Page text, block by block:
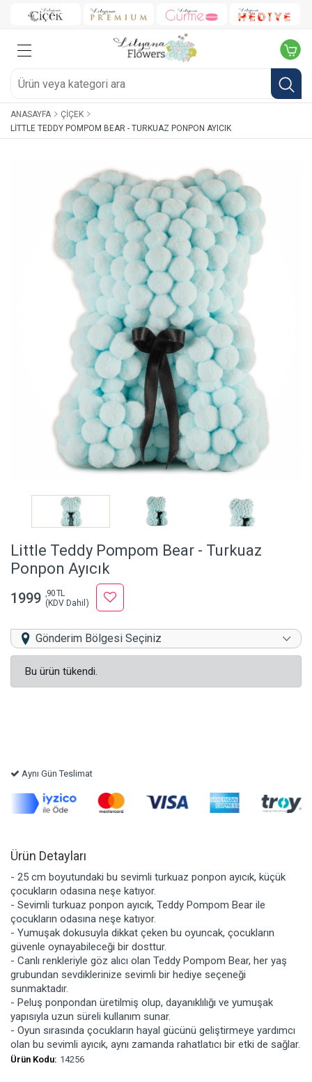
ANASAYFA
ÇIÇEK
LITTLE TEDDY POMPOM BEAR - TURKUAZ PONPON AYICIK
Little Teddy Pompom Bear - Turkuaz
Ponpon Ayıcık
1999 ,90 TL
(KDV Dahil)
Gönderim Bölgesi Seçiniz
Bu ürün tükendi.
Aynı Gün Teslimat
Ürün Detayları
- 25 cm boyutundaki bu sevimli turkuaz ponpon ayıcık, küçük
çocukların odasına neşe katıyor.
- Sevimli turkuaz ponpon ayıcık, Teddy Pompom Bear ile
çocukların odasına neşe katıyor.
- Yumuşak dokusuyla dikkat çeken bu oyuncak, çocukların
güvenle oynayabileceği bir dosttur.
- Canlı renkleriyle göz alıcı olan Teddy Pompom Bear, her yaş
grubundan sevdiklerinize sevimli bir hediye seçeneği
sunmaktadır.
- Peluş ponpondan üretilmiş olup, dayanıklılığı ve yumuşak
yapısıyla uzun süreli kullanım sunar.
- Oyun sırasında çocukların hayal gücünü geliştirmeye yardımcı
olan bu sevimli ayıcık, aynı zamanda rahatlatıcı bir etki de sağlar.
Ürün Kodu: 14256